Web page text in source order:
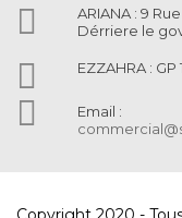

ARIANA : 9
Dérriere le
 EZZAHRA : GP

Email :